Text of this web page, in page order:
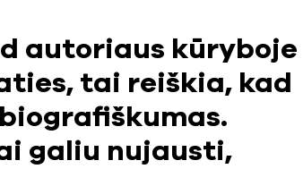
autoriaus kūryboje
tai reiškia, kad
galiu nujausti,